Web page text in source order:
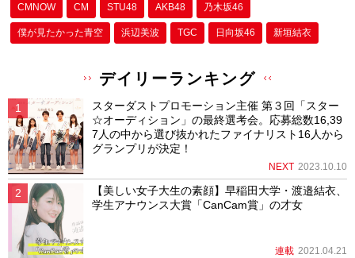
CMNOW CM STU48 AKB48 乃木坂46
僕が⾒たかった⻘空 浜辺美波 TGC 日向坂46 新垣結衣
デイリーランキング
スターダストプロモーション主催 第３回「スター
☆オーディション」の最終選考会。応募総数16,39
7人の中から選び抜かれたファイナリスト16人から
グランプリが決定！
NEXT 2023.10.10
【美しい女子大生の素顔】早稲田大学・渡邉結衣、
学生アナウンス大賞「CanCam賞」の才女
連載 2021.04.21